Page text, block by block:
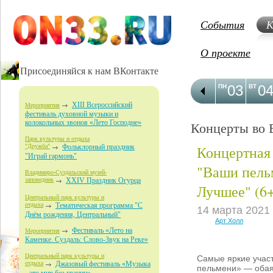
Присоединяйся к нам ВКонтакте
Мероприятия
XIII Всероссийский
фестиваль духовной музыки и
колокольных звонов «Лето Господне»
Парк культуры и отдыха
"Дружба"
Фольклорный праздник
"Играй гармонь"
Владимиро-Суздальский музей-
заповедник XXIV Праздник Огурца
Центральный парк культуры и
отдыха
Тематическая программа "С
Днём рождения, Центральный"
Мероприятия
Фестиваль «Лето на
Каменке. Суздаль: Слово-Звук на Реке»
Центральный парк культуры и
отдыха
Джазовый фестиваль «Музыка
События
О проекте
03
ПН 04
ВТ
Концерты во
"Ваши
Лучшее"
14 марта 2021
Арт Холл
Самые яркие
пельмени» —